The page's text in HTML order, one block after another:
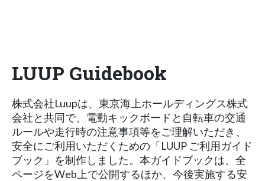
LUUP Guidebook
株式会社Luupは、東京海上ホールディングス株式
会社と共同で、電動キックボードと自転車の交通
ルールや走行時の注意事項等をご理解いただき、
安全にご利用いただくための「LUUP ご利用ガイド
ブック」を制作しました。本ガイドブックは、全
ページをWeb上で公開するほか、今後実施する安